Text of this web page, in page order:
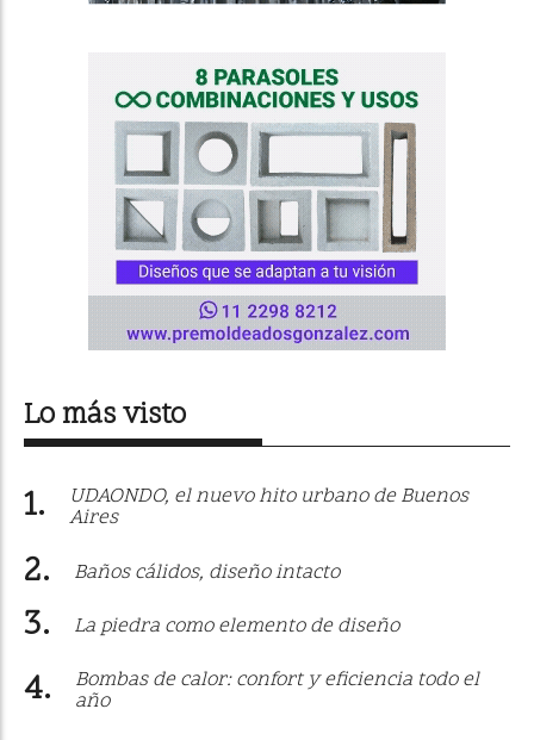
Lo más visto
UDAONDO, el nuevo hito urbano de Buenos
Aires
Baños cálidos, diseño intacto
La piedra como elemento de diseño
Bombas de calor: confort y eficiencia todo el
año